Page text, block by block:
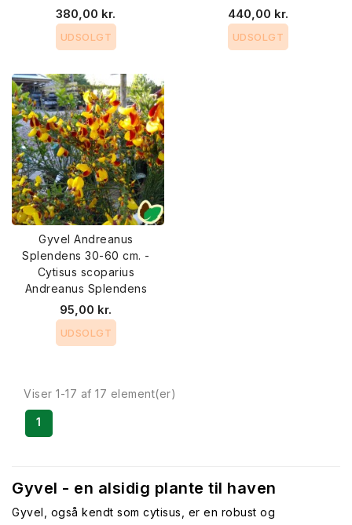
380,00 kr.
UDSOLGT
440,00 kr.
UDSOLGT
Gyvel Andreanus
Splendens 30-60 cm. -
Cytisus scoparius
Andreanus Splendens
95,00 kr.
UDSOLGT
Viser 1-17 af 17 element(er)
1
Gyvel - en alsidig plante til haven
Gyvel, også kendt som cytisus, er en robust og